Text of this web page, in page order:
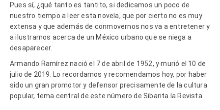
Pues sí, ¿qué tanto es tantito, si dedicamos un poco de
nuestro tiempo a leer esta novela, que por cierto no es muy
extensa y que además de conmovernos nos va a entretener y
a ilustrarnos acerca de un México urbano que se niega a
desaparecer.
Armando Ramírez nació el 7 de abril de 1952, y murió el 10 de
julio de 2019. Lo recordamos y recomendamos hoy, por haber
sido un gran promotor y defensor precisamente de la cultura
popular, tema central de este número de Sibarita la Revista.